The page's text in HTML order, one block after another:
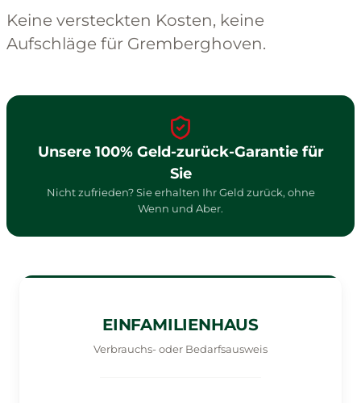
Keine versteckten Kosten, keine
Aufschläge für Gremberghoven.
Unsere 100% Geld-zurück-Garantie für
Sie
Nicht zufrieden? Sie erhalten Ihr Geld zurück, ohne
Wenn und Aber.
EINFAMILIENHAUS
Verbrauchs- oder Bedarfsausweis